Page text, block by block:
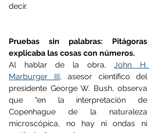
decir.
Pruebas sin palabras: Pitágoras
explicaba las cosas con números.
Al hablar de la obra, John H.
Marburger III, asesor científico del
presidente George W. Bush, observa
que "en la interpretación de
Copenhague de la naturaleza
microscópica, no hay ni ondas ni